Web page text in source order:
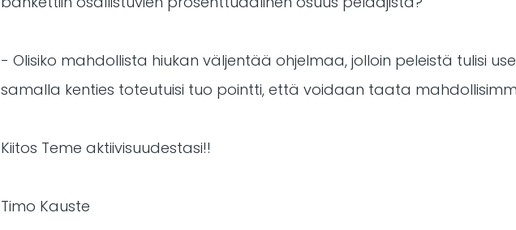
- Olisiko mahdollista hiukan väljentää ohjelmaa, jolloin peleistä tulisi
samalla kenties toteutuisi tuo pointti, että voidaan taata
Kiitos Teme aktiivisuudestasi!!
Timo Kauste